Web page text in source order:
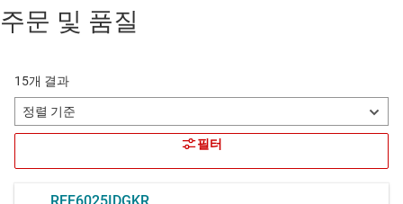
주문 및 품질